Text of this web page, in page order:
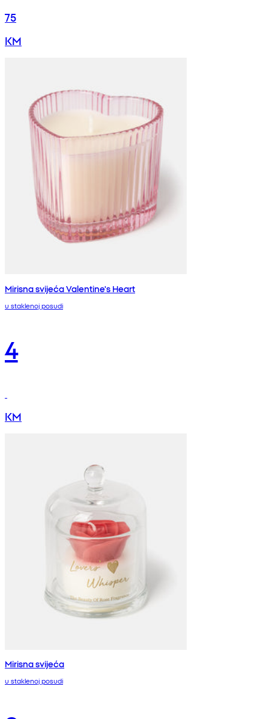
75
KM
Mirisna svijeća Valentine's Heart
u staklenoj posudi
4
KM
Mirisna svijeća
u staklenoj posudi